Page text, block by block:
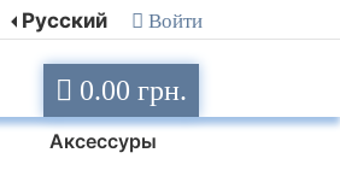
Русский Войти
0.00 грн.
Аксессуры